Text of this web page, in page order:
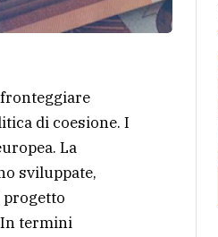
di coesione. I
La
sviluppate,
progetto
In termini